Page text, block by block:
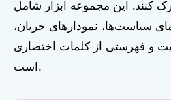
کنند. این مجموعه ابزار شامل
سیاست‌ها، نمودارهای جریان،
و فهرستی از کلمات اختصاری
است.